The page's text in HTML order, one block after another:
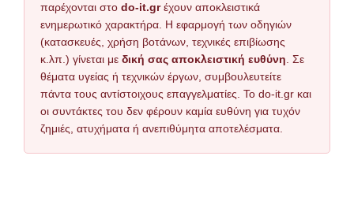
παρέχονται στο do-it.grέχουν αποκλειστικά
ενημερωτικό χαρακτήρα. Η εφαρμογή των οδηγιών
(κατασκευές, χρήση βοτάνων, τεχνικές επιβίωσης
κ.λπ.) γίνεται με δική σας αποκλειστική ευθύνη . Σε
θέματα υγείας ή τεχνικών έργων, συμβουλευτείτε
πάντα τους αντίστοιχους επαγγελματίες. Το do-it.gr και
οι συντάκτες του δεν φέρουν καμία ευθύνη για τυχόν
ζημιές, ατυχήματα ή ανεπιθύμητα αποτελέσματα.